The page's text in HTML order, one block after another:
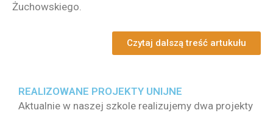
Żuchowskiego.
Czytaj dalszą treść artukułu
REALIZOWANE PROJEKTY UNIJNE
Aktualnie w naszej szkole realizujemy dwa projekty